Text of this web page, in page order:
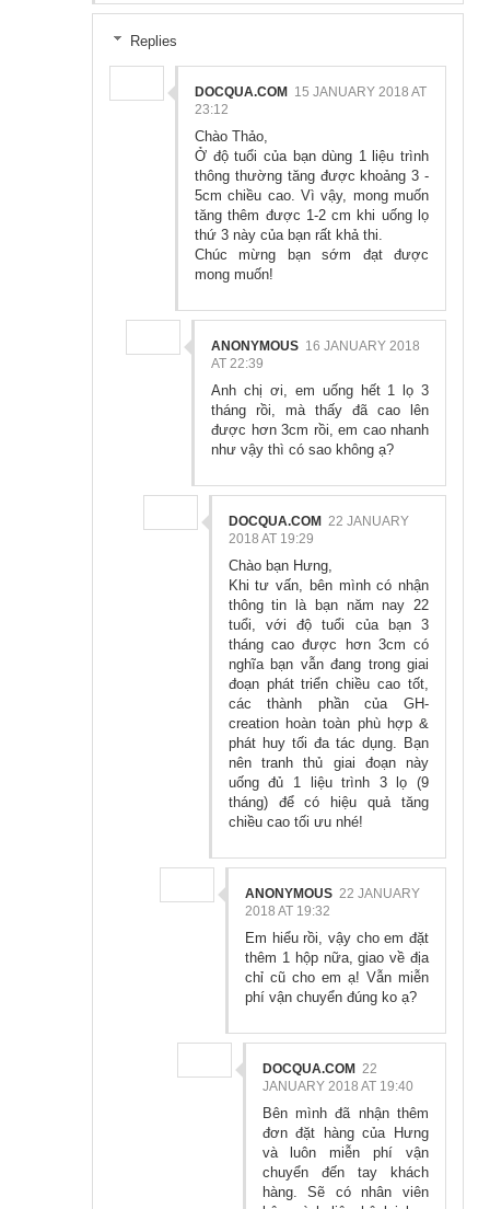
Replies
DOCQUA.COM
15 JANUARY 2018 AT
23:12
Chào Thảo,
Ở độ tuổi của bạn dùng 1 liệu trình
thông thường tăng được khoảng 3 -
5cm chiều cao. Vì vậy, mong muốn
tăng thêm được 1-2 cm khi uống lọ
thứ 3 này của bạn rất khả thi.
Chúc mừng bạn sớm đạt được
mong muốn!
ANONYMOUS 16 JANUARY 2018
AT 22:39
Anh chị ơi, em uống hết 1 lọ 3
tháng rồi, mà thấy đã cao lên
được hơn 3cm rồi, em cao nhanh
như vậy thì có sao không ạ?
DOCQUA.COM 22 JANUARY
2018 AT 19:29
Chào bạn Hưng,
Khi tư vấn, bên mình có nhận
thông tin là bạn năm nay 22
tuổi, với độ tuổi của bạn 3
tháng cao được hơn 3cm có
nghĩa bạn vẫn đang trong giai
đoạn phát triển chiều cao tốt,
các thành phần của GH-
creation hoàn toàn phù hợp &
phát huy tối đa tác dụng. Bạn
nên tranh thủ giai đoạn này
uống đủ 1 liệu trình 3 lọ (9
tháng) để có hiệu quả tăng
chiều cao tối ưu nhé!
ANONYMOUS 22 JANUARY
2018 AT 19:32
Em hiểu rồi, vậy cho em đặt
thêm 1 hộp nữa, giao về địa
chỉ cũ cho em ạ! Vẫn miễn
phí vận chuyển đúng ko ạ?
DOCQUA.COM 22
JANUARY 2018 AT 19:40
Bên mình đã nhận thêm
đơn đặt hàng của Hưng
và luôn miễn phí vận
chuyển đến tay khách
hàng. Sẽ có nhân viên